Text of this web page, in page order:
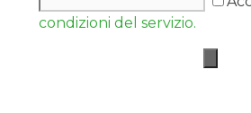
condizioni del servizio.